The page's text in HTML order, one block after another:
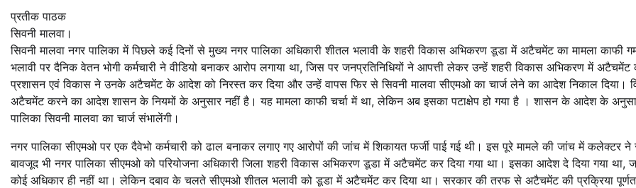
प्रतीक पाठक
सिवनी मालवा।
सिवनी मालवा नगर पालिका में पिछले कई दिनों से मुख्य नगर पालिका अधिकारी शीतल भलावी के शहरी विकास अभिकरण डूडा में अटैचमेंट का मामला काफी
भलावी पर दैनिक वेतन भोगी कर्मचारी ने वीडियो बनाकर आरोप लगाया था, जिस पर जनप्रतिनिधियों ने आपत्ती लेकर उन्हें शहरी विकास अभिकरण में
प्रशासन एवं विकास ने उनके अटैचमेंट के आदेश को निरस्त कर दिया और उन्हें वापस फिर से सिवनी मालवा सीएमओ का चार्ज लेने का आदेश निकाल दिया।
अटैचमेंट करने का आदेश शासन के नियमों के अनुसार नहीं है। यह मामला काफी चर्चा में था, लेकिन अब इसका पटाक्षेप हो गया है । शासन के आदेश के
पालिका सिवनी मालवा का चार्ज संभालेंगी।
नगर पालिका सीएमओ पर एक दैवेभो कर्मचारी को ढाल बनाकर लगाए गए आरोपों की जांच में शिकायत फर्जी पाई गई थी। इस पूरे मामले की जांच में कलेक्टर
बावजूद भी नगर पालिका सीएमओ को परियोजना अधिकारी जिला शहरी विकास अभिकरण डूडा में अटैचमेंट कर दिया गया था। इसका आदेश दे दिया गया
कोई अधिकार ही नहीं था। लेकिन दबाव के चलते सीएमओ शीतल भलावी को डूडा में अटैचमेंट कर दिया था। सरकार की तरफ से अटैचमेंट की प्रक्रिया